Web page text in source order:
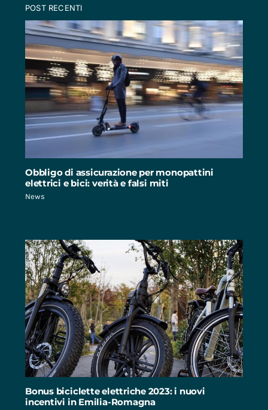
POST RECENTI
Obbligo di assicurazione per monopattini
elettrici e bici: verità e falsi miti
News
Bonus biciclette elettriche 2023: i nuovi
incentivi in Emilia-Romagna